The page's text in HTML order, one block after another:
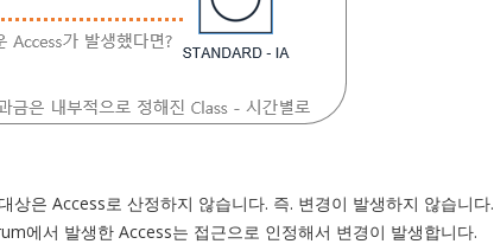
상은 Access로 산정하지 않습니다. 즉. 변경이 발생하지 않습니다.
에서 발생한 Access는 접근으로 인정해서 변경이 발생합니다.